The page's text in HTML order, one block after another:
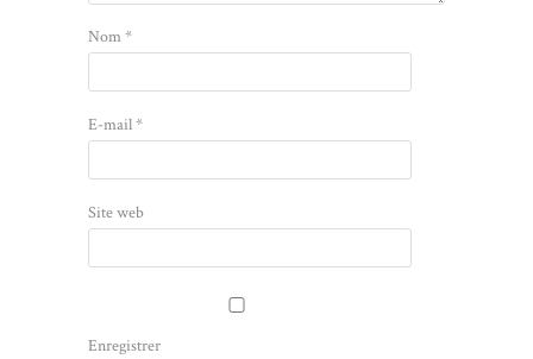
Nom*
E-mail*
Site web
Enregistrer